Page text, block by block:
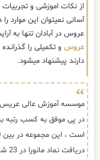
از نکات اموزشی و
آسانی نمیتوان این موارد
عروس در آبادان تنها به
عروس
دارند پیشنهاد میشود.